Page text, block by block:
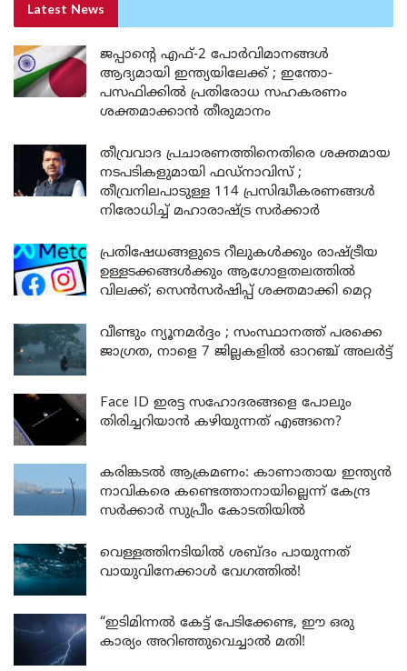
Latest News
ജപ്പാന്റെ എഫ്-2 പോർവിമാനങ്ങൾ
ആദ്യമായി ഇന്ത്യയിലേക്ക് ; ഇന്തോ-
പസഫിക്കിൽ പ്രതിരോധ സഹകരണം
ശക്തമാക്കാൻ തീരുമാനം
തീവ്രവാദ പ്രചാരണത്തിനെതിരെ ശക്തമായ
നടപടികളുമായി ഫഡ്നാവിസ് ;
തീവ്രനിലപാടുള്ള 114 പ്രസിദ്ധീകരണങ്ങൾ
നിരോധിച്ച് മഹാരാഷ്ട്ര സർക്കാർ
പ്രതിഷേധങ്ങളുടെ റീലുകൾക്കും രാഷ്ട്രീയ
ഉള്ളടക്കങ്ങൾക്കും ആഗോളതലത്തിൽ
വിലക്ക്; സെൻസർഷിപ്പ് ശക്തമാക്കി മെറ്റ
വീണ്ടും ന്യൂനമർദ്ദം ; സംസ്ഥാനത്ത് പരക്കെ
ജാഗ്രത, നാളെ 7 ജില്ലകളിൽ ഓറഞ്ച് അലർട്ട്
Face ID ഇരട്ട സഹോദരങ്ങളെ പോലും
തിരിച്ചറിയാൻ കഴിയുന്നത് എങ്ങനെ?
കരിങ്കടൽ ആക്രമണം: കാണാതായ ഇന്ത്യൻ
നാവികരെ കണ്ടെത്താനായില്ലെന്ന് കേന്ദ്ര
സർക്കാർ സുപ്രീം കോടതിയിൽ
വെള്ളത്തിനടിയിൽ ശബ്ദം പായുന്നത്
വായുവിനേക്കാൾ വേഗത്തിൽ!
“ഇടിമിന്നൽ കേട്ട് പേടിക്കേണ്ട, ഈ ഒരു
കാര്യം അറിഞ്ഞുവെച്ചാൽ മതി!